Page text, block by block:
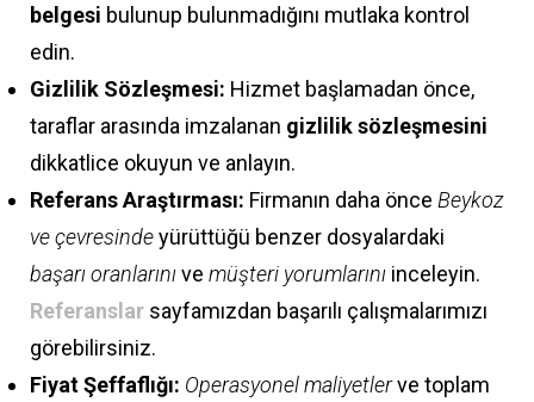
belgesi bulunup bulunmadığını mutlaka kontrol
edin.
Gizlilik Sözleşmesi: Hizmet başlamadan önce,
taraflar arasında imzalanan gizlilik sözleşmesini
dikkatlice okuyun ve anlayın.
Referans Araştırması: Firmanın daha önce Beykoz
ve çevresindeyürüttüğü benzer dosyalardaki
başarı oranlarınıve müşteri yorumlarını inceleyin.
Referanslar sayfamızdan başarılı çalışmalarımızı
görebilirsiniz.
Fiyat Şeffaflığı: Operasyonel maliyetlerve toplam